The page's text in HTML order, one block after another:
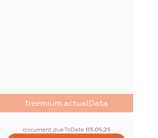
freemium.actualData
document.dueToDate 03.05.25